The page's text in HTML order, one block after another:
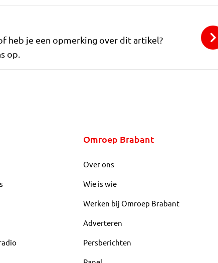
heb je een opmerking over dit artikel?
op.
Omroep Brabant
Over ons
Wie is wie
Werken bij Omroep Brabant
Adverteren
Persberichten